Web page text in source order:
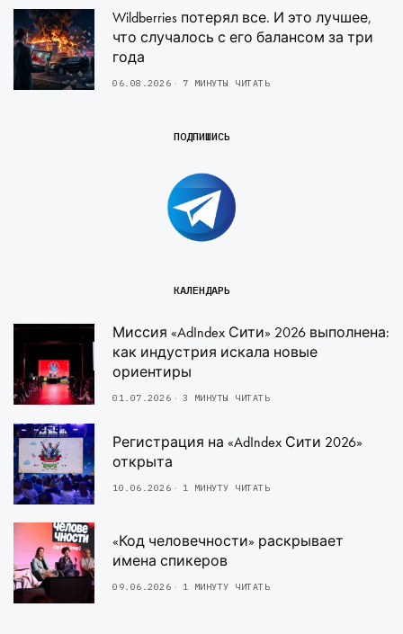
Wildberries потерял все. И это лучшее,
что случалось с его балансом за три
года
06.08.2026 7 МИНУТЫ ЧИТАТЬ
ПОДПИШИСЬ
КАЛЕНДАРЬ
Миссия «AdIndex Сити» 2026 выполнена:
как индустрия искала новые
ориентиры
01.07.2026 3 МИНУТЫ ЧИТАТЬ
Регистрация на «AdIndex Сити 2026»
открыта
10.06.2026 1 МИНУТУ ЧИТАТЬ
«Код человечности» раскрывает
имена спикеров
09.06.2026 1 МИНУТУ ЧИТАТЬ